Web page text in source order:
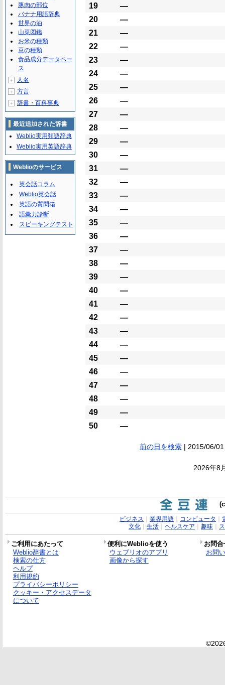
19
―
20
―
21
―
22
―
23
―
24
―
25
―
26
―
27
―
28
―
29
―
30
―
31
―
32
―
33
―
34
―
35
―
36
―
37
―
38
―
39
―
40
―
41
―
42
―
43
―
44
―
45
―
46
―
47
―
48
―
49
―
50
―
前の日を検索| 2015/06/
2026年8
豚肉の部位
バナナ用語辞典
世界の油
山菜図鑑
お米の種類
豆の種類
食品成分データベー
ス
＋ 人名
＋ 方言
＋ 辞書・百科事典
最近追加された辞書
Weblio実用類語辞典
Weblio実用英語辞典
Weblioのサービス
英会話コラム
Weblio英会話
英語の質問箱
語彙力診断
スピーキングテスト
ビジネス 業界用語｜ コンピュータ
文化｜ 生活｜ ヘルスケア 趣味｜
ご利用にあたって 便利にWeblioを使う
お問
Weblio辞書とは
検索の仕方
ヘルプ
利用規約
プライバシーポリシー
クッキー・アクセスデータ
について
ウェブリオのアプリ
画像から探す
お問